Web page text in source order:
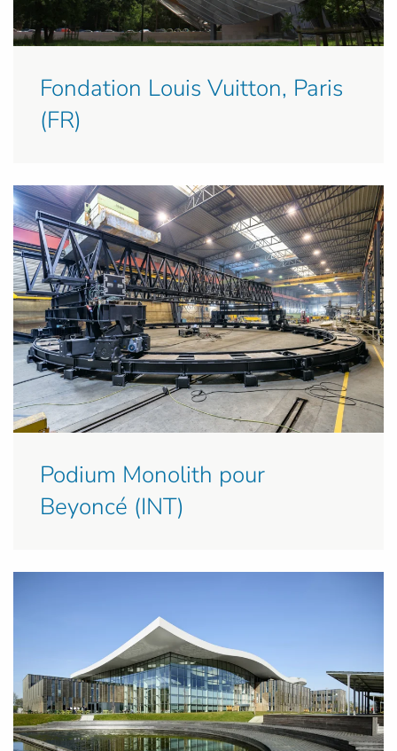
Fondation Louis Vuitton, Paris
(FR)
Podium Monolith pour
Beyoncé (INT)